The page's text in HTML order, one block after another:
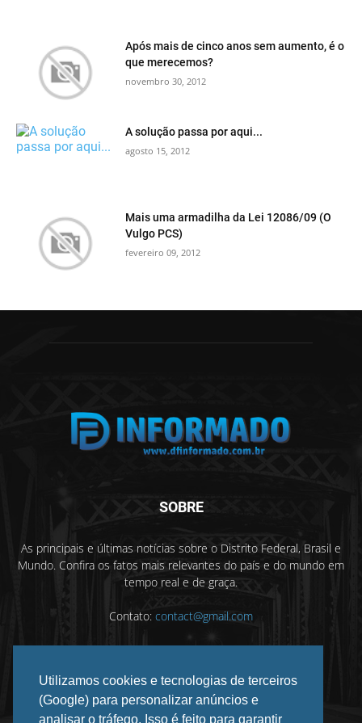
Utilizamos cookies e tecnologias de terceiros
(Google) para personalizar anúncios e
analisar o tráfego. Isso é feito para garantir
Após mais de cinco anos sem aumento, é o
que merecemos?
novembro 30, 2012
A solução passa por aqui...
agosto 15, 2012
Mais uma armadilha da Lei 12086/09 (O
Vulgo PCS)
fevereiro 09, 2012
SOBRE
As principais e últimas notícias sobre o Distrito Federal, Brasil e
Mundo. Confira os fatos mais relevantes do país e do mundo em
tempo real e de graça.
Contato: contact@gmail.com
SIGA-NOS